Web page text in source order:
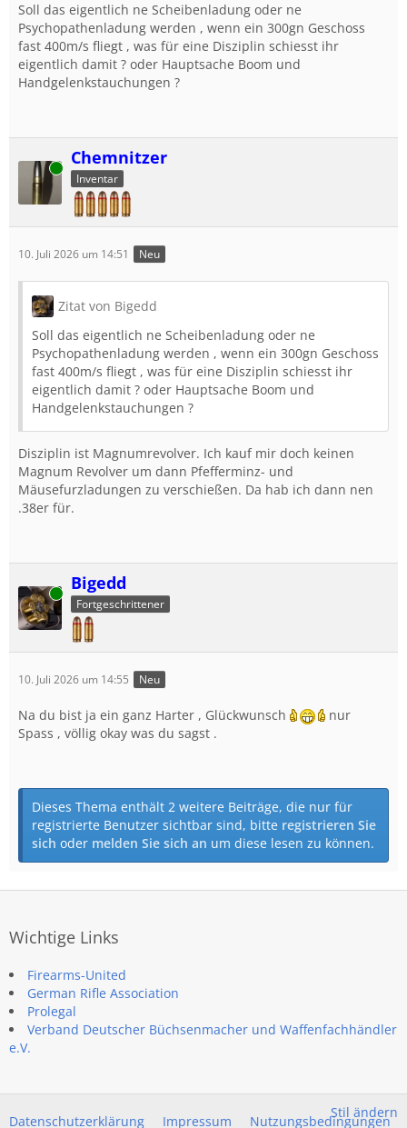
Soll das eigentlich ne Scheibenladung oder ne
Psychopathenladung werden , wenn ein 300gn Geschoss
fast 400m/s fliegt , was für eine Disziplin schiesst ihr
eigentlich damit ? oder Hauptsache Boom und
Handgelenkstauchungen ?
Online Chemnitzer
Inventar
10. Juli 2026 um 14:51 Neu
Zitat von Bigedd
Soll das eigentlich ne Scheibenladung oder ne
Psychopathenladung werden , wenn ein 300gn Geschoss
fast 400m/s fliegt , was für eine Disziplin schiesst ihr
eigentlich damit ? oder Hauptsache Boom und
Handgelenkstauchungen ?
Disziplin ist Magnumrevolver. Ich kauf mir doch keinen
Magnum Revolver um dann Pfefferminz- und
Mäusefurzladungen zu verschießen. Da hab ich dann nen
.38er für.
Online Bigedd
Fortgeschrittener
10. Juli 2026 um 14:55 Neu
Na du bist ja ein ganz Harter , Glückwunsch
nur
Spass , völlig okay was du sagst .
Dieses Thema enthält 2 weitere Beiträge, die nur für
registrierte Benutzer sichtbar sind, bitte registrieren Sie
sich oder melden Sie sich an um diese lesen zu können.
Wichtige Links
Firearms-United
German Rifle Association
Prolegal
Verband Deutscher Büchsenmacher und Waffenfachhändler
e.V.
Stil ändern
Datenschutzerklärung Impressum Nutzungsbedingungen